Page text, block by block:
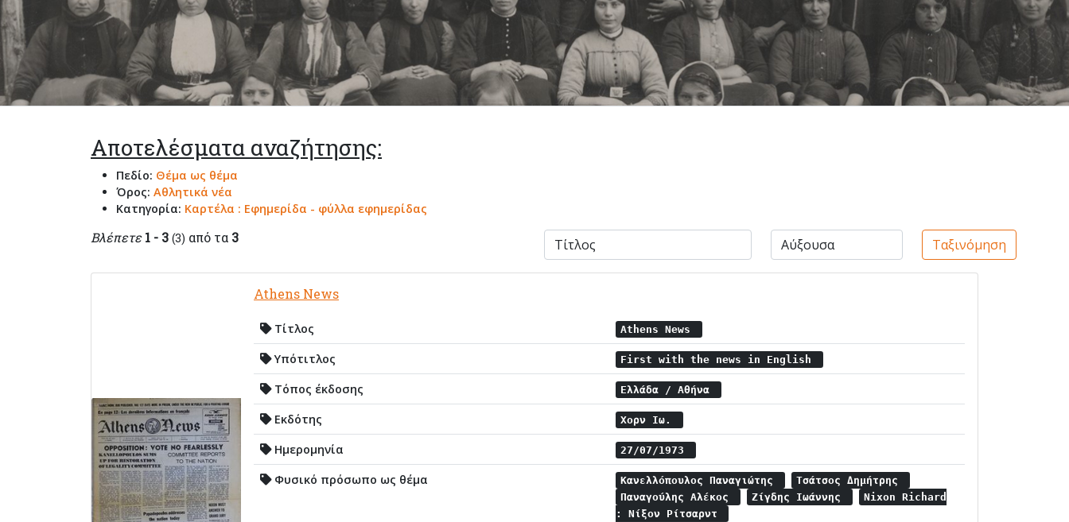
Αποτελέσματα αναζήτησης:
Πεδίο: Θέμα ως θέμα
Όρος: Αθλητικά νέα
Κατηγορία: Καρτέλα : Εφημερίδα - φύλλα εφημερίδας
Βλέπετε 1 - 3 (3) από τα 3 Ταξινόμηση
Athens News
Τίτλος Athens News
Υπότιτλος First with the news in English
Τόπος έκδοσης Ελλάδα / Αθήνα
Εκδότης Χορν Ιω.
Ημερομηνία 27/07/1973
Φυσικό πρόσωπο ως θέμα Κανελλόπουλος Παναγιώτης
Τσάτσος Δημήτρης
Παναγούλης Αλέκος
Ζίγδης Ιωάννης
Nixon Richard
: Νίξον Ρίτσαρντ